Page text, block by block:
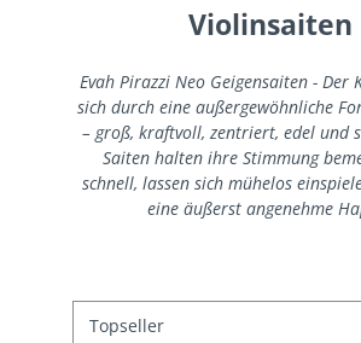
Violinsaiten
Evah Pirazzi Neo Geigensaiten - Der
sich durch eine außergewöhnliche
– groß, kraftvoll, zentriert, edel und
Saiten halten ihre Stimmung
schnell, lassen sich mühelos
eine äußerst angenehme